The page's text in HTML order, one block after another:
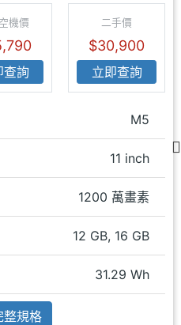
機價
查詢
二手價
$30,900
立即查詢
M5
11 inch
1200 萬畫素
12 GB, 16 GB
31.29 Wh
整規格